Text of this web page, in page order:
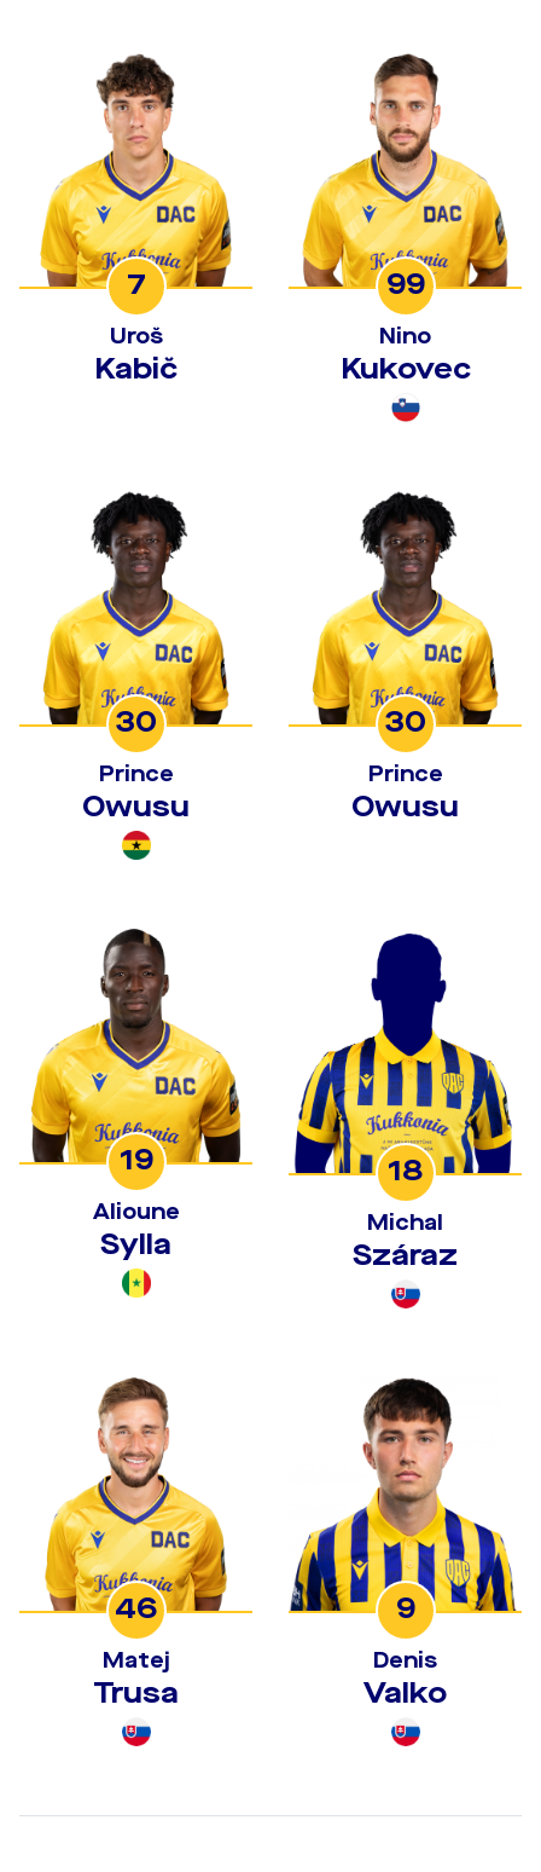
7
Uroš
Kabič
99
Nino
Kukovec
30
Prince
Owusu
30
Prince
Owusu
19
Alioune
Sylla
18
Michal
Száraz
46
Matej
Trusa
9
Denis
Valko